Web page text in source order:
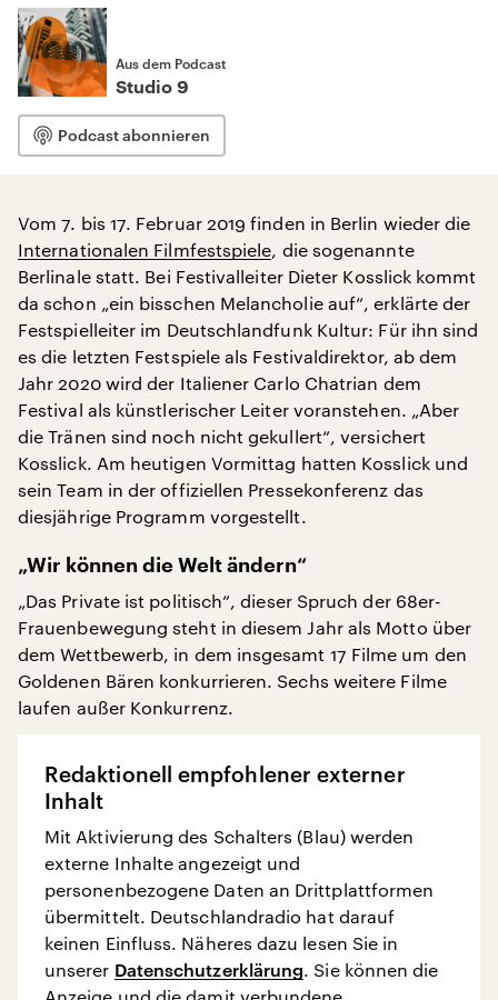
Aus dem Podcast
Studio 9
Podcast abonnieren
Vom 7. bis 17. Februar 2019 finden in Berlin wieder die
Internationalen Filmfestspiele, die sogenannte
Berlinale statt. Bei Festivalleiter Dieter Kosslick kommt
da schon „ein bisschen Melancholie auf“, erklärte der
Festspielleiter im Deutschlandfunk Kultur: Für ihn sind
es die letzten Festspiele als Festivaldirektor, ab dem
Jahr 2020 wird der Italiener Carlo Chatrian dem
Festival als künstlerischer Leiter voranstehen. „Aber
die Tränen sind noch nicht gekullert“, versichert
Kosslick. Am heutigen Vormittag hatten Kosslick und
sein Team in der offiziellen Pressekonferenz das
diesjährige Programm vorgestellt.
„Wir können die Welt ändern“
„Das Private ist politisch“, dieser Spruch der 68er-
Frauenbewegung steht in diesem Jahr als Motto über
dem Wettbewerb, in dem insgesamt 17 Filme um den
Goldenen Bären konkurrieren. Sechs weitere Filme
laufen außer Konkurrenz.
Redaktionell empfohlener externer
Inhalt
Mit Aktivierung des Schalters (Blau) werden
externe Inhalte angezeigt und
personenbezogene Daten an Drittplattformen
übermittelt. Deutschlandradio hat darauf
keinen Einfluss. Näheres dazu lesen Sie in
unserer Datenschutzerklärung. Sie können die